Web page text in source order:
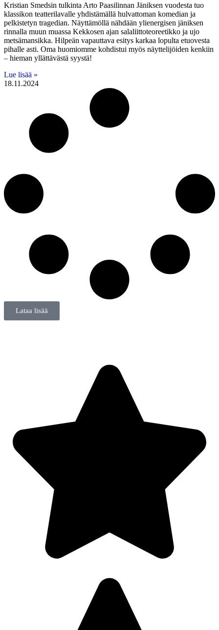
Kristian Smedsin tulkinta Arto Paasilinnan Jäniksen vuodesta tuo
klassikon teatterilavalle yhdistämällä hulvattoman komedian ja
pelkistetyn tragedian. Näyttämöllä nähdään ylienergisen jäniksen
rinnalla muun muassa Kekkosen ajan salaliittoteoreetikko ja ujo
metsämansikka. Hilpeän vapauttava esitys karkaa lopulta etuovesta
pihalle asti. Oma huomiomme kohdistui myös näyttelijöiden kenkiin
– hieman yllättävästä syystä!
Lue lisää »
18.11.2024
Lataa lisää